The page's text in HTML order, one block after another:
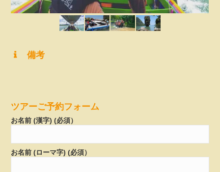
備考
ツアーご予約フォーム
お名前 (漢字) (必須）
お名前 (ローマ字) (必須）